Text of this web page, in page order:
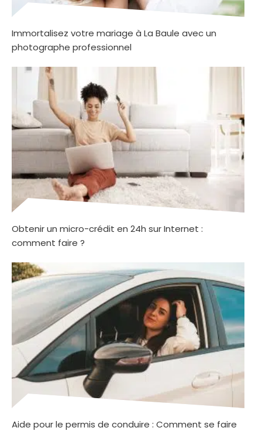
Immortalisez votre mariage à La Baule avec un
photographe professionnel
Obtenir un micro-crédit en 24h sur Internet :
comment faire ?
Aide pour le permis de conduire : Comment se faire